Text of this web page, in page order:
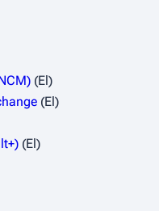
(El)
(El)
(El)